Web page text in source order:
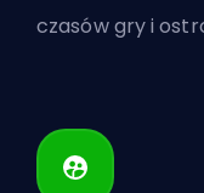
czasów gry i